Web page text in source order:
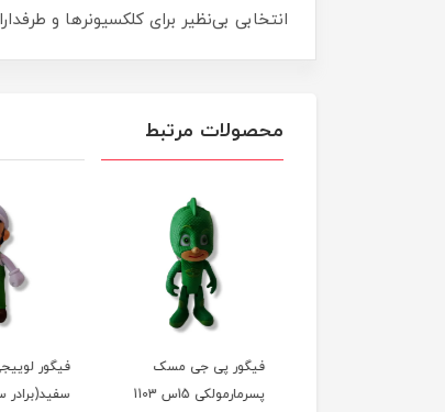
انتخابی بی‌نظیر برای کلکسیونرها و طرفداران پرشور است. کد 1309 را به مجموعه خود
محصولات مرتبط
فیگور پی جی مسک
پسرمارمولکی 15س 1103
فیگور
سفید(برادر